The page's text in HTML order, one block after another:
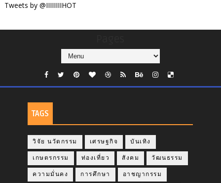
Tweets by @IIIIIIIIHOT
TAGS
วิจัย นวัตกรรม เศรษฐกิจ บันเทิง
เกษตรกรรม ท่องเที่ยว สังคม วัฒนธรรม
ความมั่นคง การศึกษา อาชญากรรม